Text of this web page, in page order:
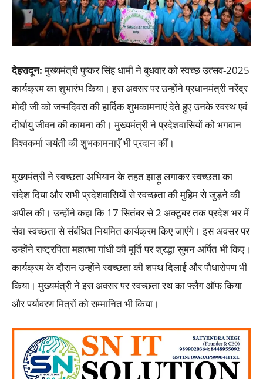
देहरादून:मुख्यमंत्री पुष्कर सिंह धामी ने बुधवार को स्वच्छ उत्सव-2025
कार्यक्रम का शुभारंभ किया। इस अवसर पर उन्होंने प्रधानमंत्री नरेंद्र
मोदी जी को जन्मदिवस की हार्दिक शुभकामनाएं देते हुए उनके स्वस्थ एवं
दीर्घायु जीवन की कामना की। मुख्यमंत्री ने प्रदेशवासियों को भगवान
विश्वकर्मा जयंती की शुभकामनाएँ भी प्रदान कीं।
मुख्यमंत्री ने स्वच्छता अभियान के तहत झाड़ू लगाकर स्वच्छता का
संदेश दिया और सभी प्रदेशवासियों से स्वच्छता की मुहिम से जुड़ने की
अपील की। उन्होंने कहा कि 17 सितंबर से 2 अक्टूबर तक प्रदेश भर में
सेवा स्वच्छता से संबंधित नियमित कार्यक्रम किए जाएंगे। इस अवसर पर
उन्होंने राष्ट्रपिता महात्मा गांधी की मूर्ति पर श्रद्धा सुमन अर्पित भी किए।
कार्यक्रम के दौरान उन्होंने स्वच्छता की शपथ दिलाई और पौधारोपण भी
किया। मुख्यमंत्री ने इस अवसर पर स्वच्छता रथ का फ्लैग ऑफ किया
और पर्यावरण मित्रों को सम्मानित भी किया।